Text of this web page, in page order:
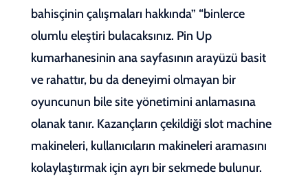
bahisçinin çalışmaları hakkında” “binlerce
olumlu eleştiri bulacaksınız. Pin Up
kumarhanesinin ana sayfasının arayüzü basit
ve rahattır, bu da deneyimi olmayan bir
oyuncunun bile site yönetimini anlamasına
olanak tanır. Kazançların çekildiği slot machine
makineleri, kullanıcıların makineleri aramasını
kolaylaştırmak için ayrı bir sekmede bulunur.